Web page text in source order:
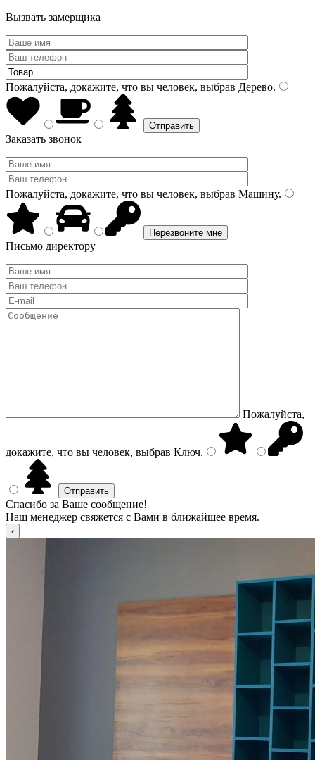
Вызвать замерщика
Пожалуйста, докажите, что вы человек, выбрав Дерево.
Заказать звонок
Пожалуйста, докажите, что вы человек, выбрав Машину.
Письмо директору
Пожалуйста,
докажите, что вы человек, выбрав Ключ.
Спасибо за Ваше сообщение!
Наш менеджер свяжется с Вами в ближайшее время.